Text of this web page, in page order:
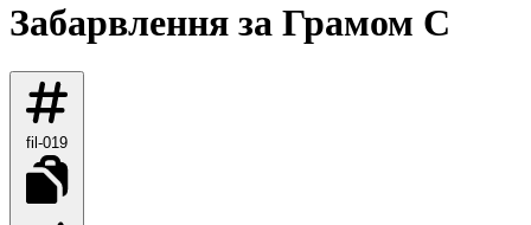
Забарвлення за Грамом С
fil-019